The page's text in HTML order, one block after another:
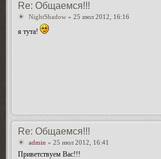
Re: Общаемся!!!
NightShadow » 25 июл 2012, 16:16
я тута!
Re: Общаемся!!!
admin » 25 июл 2012, 16:41
Приветствуем Вас!!!